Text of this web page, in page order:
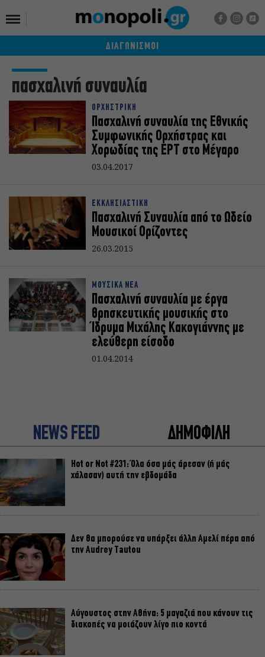
ΔΙΑΓΩΝΙΣΜΟΙ
πασχαλινή συναυλία
ΟΡΧΗΣΤΡΙΚΗ
Πασχαλινή συναυλία της Εθνικής
Συμφωνικής Ορχήστρας και
Χορωδίας της ΕΡΤ στο Μέγαρο
03.04.2017
ΕΚΚΛΗΣΙΑΣΤΙΚΗ
Πασχαλινή Συναυλία από το Ωδείο
Μουσικοί Ορίζοντες
26.03.2015
ΜΟΥΣΙΚΑ ΝΕΑ
Πασχαλινή συναυλία με έργα
θρησκευτικής μουσικής στο
Ίδρυμα Μιχάλης Κακογιάννης με
ελεύθερη είσοδο
01.04.2014
NEWS FEED ΔΗΜΟΦΙΛΗ
Hot or Not #231: Όλα όσα μάς άρεσαν (ή μάς
χάλασαν) αυτή την εβδομάδα
Δεν θα μπορούσε να υπάρξει άλλη Αμελί πέρα από
την Audrey Tautou
Αύγουστος στην Αθήνα: 5 μαγαζιά που κάνουν τις
διακοπές να μοιάζουν λίγο πιο κοντά